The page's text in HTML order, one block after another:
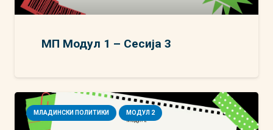
МП Модул 1 – Сесија 3
МЛАДИНСКИ ПОЛИТИКИ МОДУЛ 2